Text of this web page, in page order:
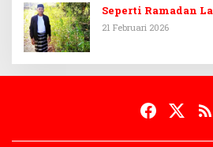
Seperti Ramadan
21 Februari 2026